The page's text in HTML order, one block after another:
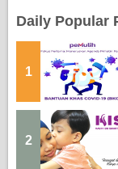
Daily Popular
1
2